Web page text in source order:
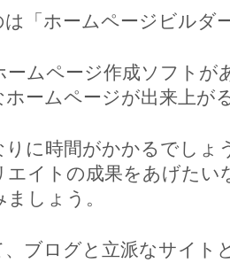
「ホームページビルダ
ームページ作成ソフトが
ホームページが出来上が
りに時間がかかるでしょ
エイトの成果をあげたい
しょう。
ブログと立派なサイト